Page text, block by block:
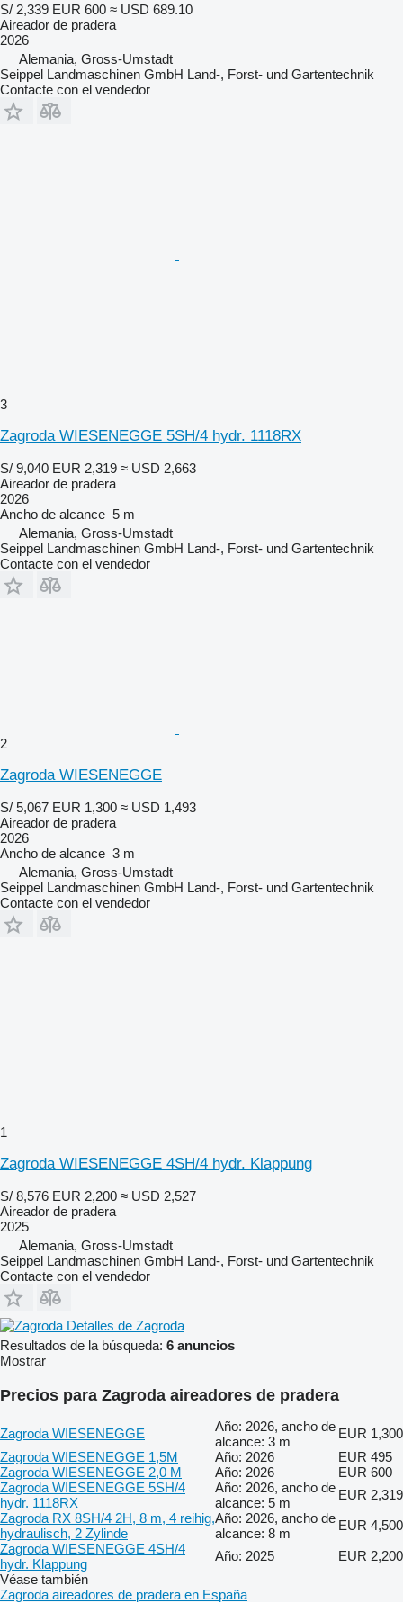
S/ 2,339 EUR 600 ≈ USD 689.10
Aireador de pradera
2026
Alemania, Gross-Umstadt
Seippel Landmaschinen GmbH Land-, Forst- und Gartentechnik
Contacte con el vendedor
3
Zagroda WIESENEGGE 5SH/4 hydr. 1118RX
S/ 9,040 EUR 2,319 ≈ USD 2,663
Aireador de pradera
2026
Ancho de alcance 5 m
Alemania, Gross-Umstadt
Seippel Landmaschinen GmbH Land-, Forst- und Gartentechnik
Contacte con el vendedor
2
Zagroda WIESENEGGE
S/ 5,067 EUR 1,300 ≈ USD 1,493
Aireador de pradera
2026
Ancho de alcance 3 m
Alemania, Gross-Umstadt
Seippel Landmaschinen GmbH Land-, Forst- und Gartentechnik
Contacte con el vendedor
1
Zagroda WIESENEGGE 4SH/4 hydr. Klappung
S/ 8,576 EUR 2,200 ≈ USD 2,527
Aireador de pradera
2025
Alemania, Gross-Umstadt
Seippel Landmaschinen GmbH Land-, Forst- und Gartentechnik
Contacte con el vendedor
Detalles de Zagroda
Resultados de la búsqueda: 6 anuncios
Mostrar
Precios para Zagroda aireadores de pradera
Zagroda WIESENEGGE
Año: 2026, ancho de
alcance: 3 m
EUR 1,300
Zagroda WIESENEGGE 1,5M
Año: 2026
EUR 495
Zagroda WIESENEGGE 2,0 M
Año: 2026
EUR 600
Zagroda WIESENEGGE 5SH/4
hydr. 1118RX
Año: 2026, ancho de
alcance: 5 m
EUR 2,319
Zagroda RX 8SH/4 2H, 8 m, 4 reihig,
hydraulisch, 2 Zylinde
Año: 2026, ancho de
alcance: 8 m
EUR 4,500
Zagroda WIESENEGGE 4SH/4
hydr. Klappung
Año: 2025
EUR 2,200
Véase también
Zagroda aireadores de pradera en España